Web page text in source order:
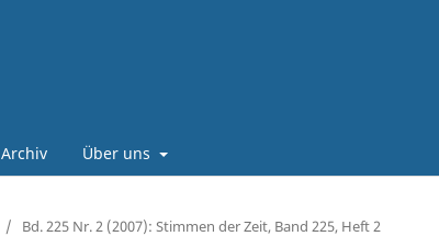
Archiv Über uns
/ Bd. 225 Nr. 2 (2007): Stimmen der Zeit, Band 225, Heft 2